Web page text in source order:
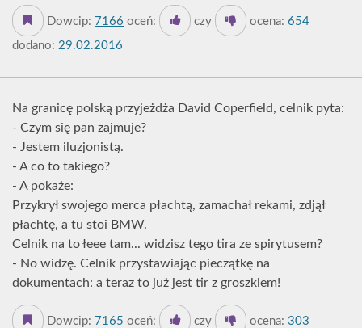
Dowcip: 7166 oceń: czy ocena: 654
dodano: 29.02.2016
Na granicę polską przyjeżdża David Coperfield, celnik pyta:
- Czym się pan zajmuje?
- Jestem iluzjonistą.
- A co to takiego?
- A pokaże:
Przykrył swojego merca płachtą, zamachał rekami, zdjął
płachtę, a tu stoi BMW.
Celnik na to łeee tam... widzisz tego tira ze spirytusem?
- No widzę. Celnik przystawiając pieczątkę na
dokumentach: a teraz to już jest tir z groszkiem!
Dowcip: 7165 oceń: czy ocena: 303